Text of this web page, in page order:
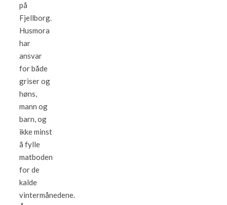
på
Fjellborg.
Husmora
har
ansvar
for både
griser og
høns,
mann og
barn, og
ikke minst
å fylle
matboden
for de
kalde
vintermånedene.